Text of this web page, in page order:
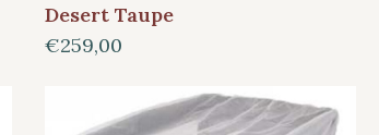
Desert Taupe
€259,00